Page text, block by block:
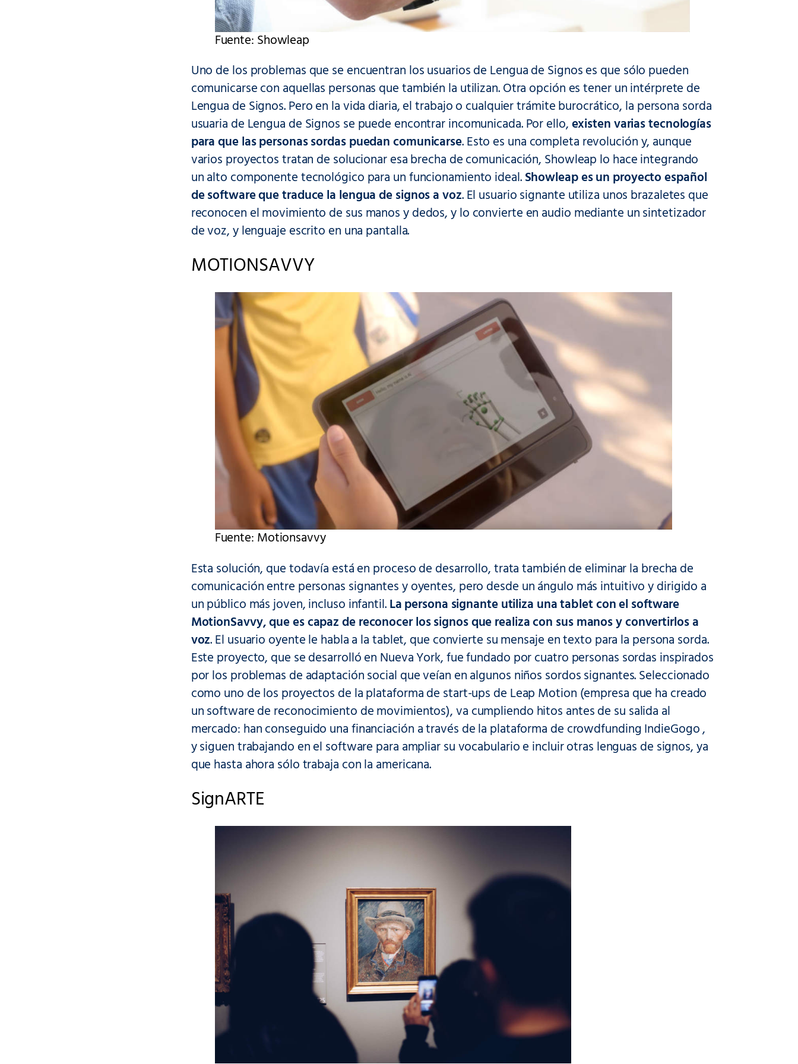
Fuente: Showleap
Uno de los problemas que se encuentran los usuarios de Lengua de Signos es que sólo pueden
comunicarse con aquellas personas que también la utilizan. Otra opción es tener un intérprete de
Lengua de Signos. Pero en la vida diaria, el trabajo o cualquier trámite burocrático, la persona sorda
usuaria de Lengua de Signos se puede encontrar incomunicada. Por ello,existen varias tecnologías
para que las personas sordas puedan comunicarse. Esto es una completa revolución y, aunque
varios proyectos tratan de solucionar esa brecha de comunicación, Showleap lo hace integrando
un alto componente tecnológico para un funcionamiento ideal.Showleap es un proyecto español
de software que traduce la lengua de signos a voz. El usuario signante utiliza unos brazaletes que
reconocen el movimiento de sus manos y dedos, y lo convierte en audio mediante un sintetizador
de voz, y lenguaje escrito en una pantalla.
MOTIONSAVVY
Fuente: Motionsavvy
Esta solución, que todavía está en proceso de desarrollo, trata también de eliminar la brecha de
comunicación entre personas signantes y oyentes, pero desde un ángulo más intuitivo y dirigido a
un público más joven, incluso infantil.La persona signante utiliza una tablet con el software
MotionSavvy, que es capaz de reconocer los signos que realiza con sus manos y convertirlos a
voz. El usuario oyente le habla a la tablet, que convierte su mensaje en texto para la persona sorda.
Este proyecto, que se desarrolló en Nueva York, fue fundado por cuatro personas sordas inspirados
por los problemas de adaptación social que veían en algunos niños sordos signantes. Seleccionado
como uno de los proyectos de la plataforma de start-ups de Leap Motion (empresa que ha creado
un software de reconocimiento de movimientos), va cumpliendo hitos antes de su salida al
mercado: han conseguido una financiación a través de la plataforma de crowdfunding IndieGogo ,
y siguen trabajando en el software para ampliar su vocabulario e incluir otras lenguas de signos, ya
que hasta ahora sólo trabaja con la americana.
SignARTE